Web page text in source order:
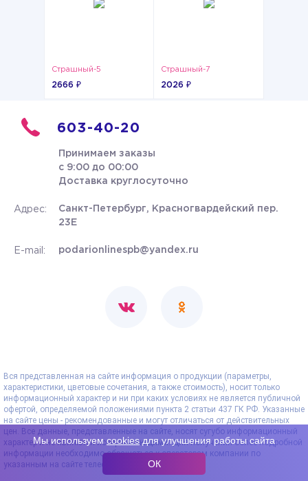
Страшный-5
2666 ₽
Страшный-7
2026 ₽
603-40-20
Принимаем заказы
с 9:00 до 00:00
Доставка круглосуточно
Адрес:
Санкт-Петербург, Красногвардейский пер.
23Е
E-mail: podarionlinespb@yandex.ru
Вся представленная на сайте информация о продукции (параметры,
характеристики, цветовые сочетания, а также стоимость), носит только
информационный характер и ни при каких условиях не является публичной
офертой, определяемой положениями пункта 2 статьи 437 ГК РФ. Указанные
на сайте цены - рекомендованные и могут отличаться от действительных
цен. Все данные, представленные на сайте, носят сугубо информационный
характер и не являются исчерпывающими. Для получения более подробной
информации необходимо обращаться к операторам компании по
указанным на сайте телефонам.
Мы используемcookiesдля улучшения работы сайта
ОК